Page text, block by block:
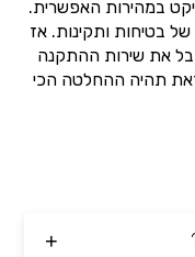
במהירות האפשרית.
בטיחות ותקינות. אז
את שירות ההתקנה
זאת תהיה ההחלטה הכי